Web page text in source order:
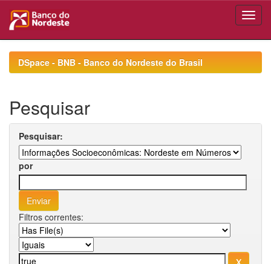
navigationDSpace - BNB - Banco do Nordeste do Brasil
Pesquisar
Pesquisar:
por
Filtros correntes: